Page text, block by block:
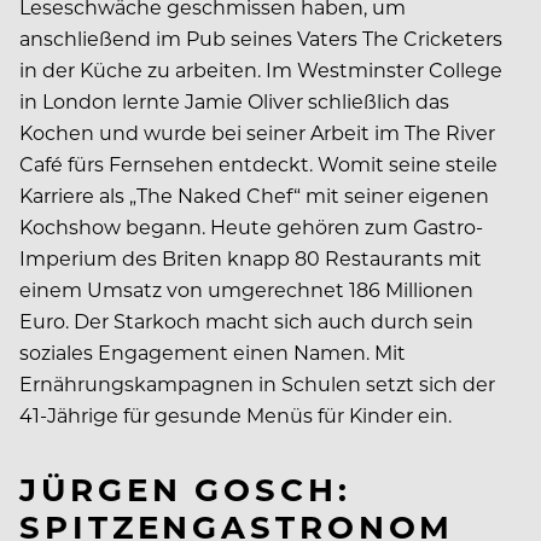
Leseschwäche geschmissen haben, um
anschließend im Pub seines Vaters The Cricketers
in der Küche zu arbeiten. Im Westminster College
in London lernte Jamie Oliver schließlich das
Kochen und wurde bei seiner Arbeit im The River
Café fürs Fernsehen entdeckt. Womit seine steile
Karriere als „The Naked Chef“ mit seiner eigenen
Kochshow begann. Heute gehören zum Gastro-
Imperium des Briten knapp 80 Restaurants mit
einem Umsatz von umgerechnet 186 Millionen
Euro. Der Starkoch macht sich auch durch sein
soziales Engagement einen Namen. Mit
Ernährungskampagnen in Schulen setzt sich der
41-Jährige für gesunde Menüs für Kinder ein.
JÜRGEN GOSCH:
SPITZENGASTRONOM